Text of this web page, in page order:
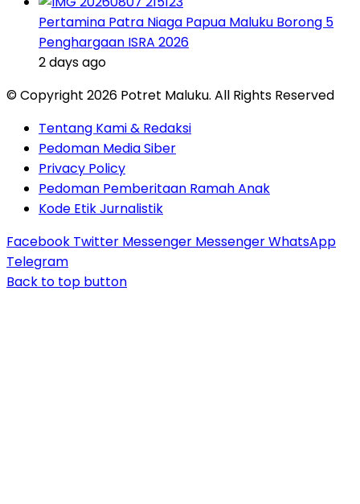
Pertamina Patra Niaga Papua Maluku Borong 5
Penghargaan ISRA 2026
2 days ago
© Copyright 2026 Potret Maluku. All Rights Reserved
Tentang Kami & Redaksi
Pedoman Media Siber
Privacy Policy
Pedoman Pemberitaan Ramah Anak
Kode Etik Jurnalistik
Facebook Twitter Messenger MessengerWhatsApp
Telegram
Back to top button